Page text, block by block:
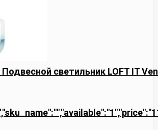
Подвесной светильник LOFT IT